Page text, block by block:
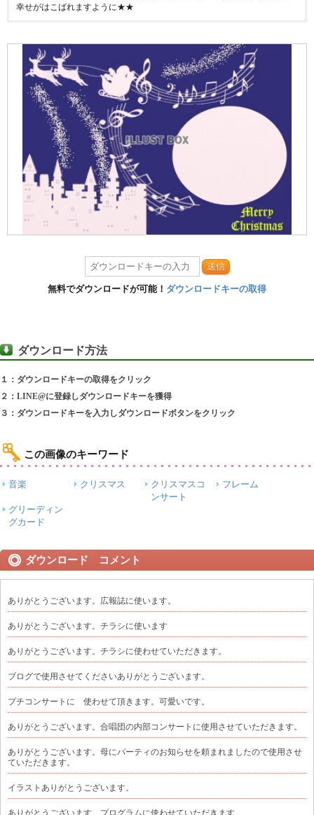
幸せがはこばれますように★★
送信
無料でダウンロードが可能！ ダウンロードキーの取得
ダウンロード方法
１：ダウンロードキーの取得をクリック
２：LINE@に登録しダウンロードキーを獲得
３：ダウンロードキーを入力しダウンロードボタンをクリック
この画像のキーワード
音楽 クリスマス
クリスマスコ
ンサート
フレーム
グリーディン
グカード
ダウンロード コメント
ありがとうございます。広報誌に使います。
ありがとうございます。チラシに使います
ありがとうございます。チラシに使わせていただきます。
ブログで使用させてくださいありがとうございます。
プチコンサートに 使わせて頂きます。可愛いです。
ありがとうございます。合唱団の内部コンサートに使用させていただきます。
ありがとうございます。母にパーティのお知らせを頼まれましたので使用させ
ていただきます。
イラストありがとうございます。
ありがとうございます。プログラムに使わせていただきます。